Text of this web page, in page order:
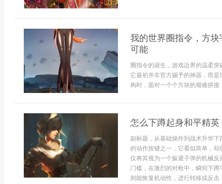
我的世界圈指令，方
可能
圈指令的诞生，游戏边界的温柔
它最初并非官方赐予的神器，而
构时，面对一个个方块的艰难拼
怎么下蹲起身和平精
副标题，从基础操作到战术升华
的动作按键之一，它看似简单，
仅将其视为一个躲避子弹的机械
门槛，在激烈的对枪中，瞬间下
则能恢复机动性，进行转移或反击